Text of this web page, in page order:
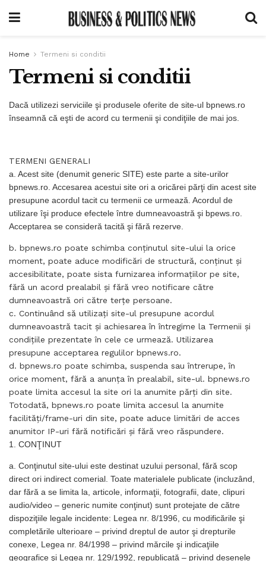
Home Termeni si conditii
Termeni si conditii
Dacă utilizezi serviciile şi produsele oferite de site-ul bpnews.ro
înseamnă că eşti de acord cu termenii şi condiţiile de mai jos.
TERMENI GENERALI
a. Acest site (denumit generic SITE) este parte a site-urilor
bpnews.ro. Accesarea acestui site ori a oricărei părţi din acest site
presupune acordul tacit cu termenii ce urmează. Acordul de
utilizare îşi produce efectele între dumneavoastră şi bpews.ro.
Acceptarea se consideră tacită şi fără rezerve.
b. bpnews.ro poate schimba conţinutul site-ului la orice
moment, poate aduce modificări de structură, conţinut şi
accesibilitate, poate sista furnizarea informaţiilor pe site,
fără un acord prealabil şi fără vreo notificare către
dumneavoastră ori către terţe persoane.
c. Continuând să utilizaţi site-ul presupune acordul
dumneavoastră tacit şi achiesarea în întregime la Termenii şi
condiţiile prezentate în cele ce urmează. Utilizarea
presupune acceptarea regulilor bpnews.ro.
d. bpnews.ro poate schimba, suspenda sau întrerupe, în
orice moment, fără a anunţa în prealabil, site-ul. bpnews.ro
poate limita accesul la site ori la anumite părţi din site.
Totodată, bpnews.ro poate limita accesul la anumite
facilităţi/frame-uri din site, poate aduce limitări de acces
anumitor IP-uri fără notificări şi fără vreo răspundere.
1. CONŢINUT
a. Conţinutul site-ului este destinat uzului personal, fără scop
direct ori indirect comerial. Toate materialele publicate (incluzând,
dar fără a se limita la, articole, informaţii, fotografii, date, clipuri
audio/video – generic numite conţinut) sunt protejate de către
dispoziţiile legale incidente: Legea nr. 8/1996, cu modificările şi
completările ulterioare – privind dreptul de autor şi drepturile
conexe, Legea nr. 84/1998 – privind mărcile şi indicaţiile
geografice şi Legea nr. 129/1992, republicată – privind desenele